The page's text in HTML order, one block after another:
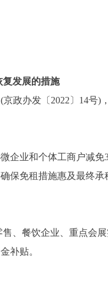
复发展的措施
政办发〔2022〕14号)
业和个体工商户减免
保免租措施惠及最终承
、餐饮企业、重点会
补贴。